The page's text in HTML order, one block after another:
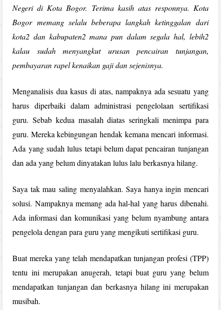
Negeri di Kota Bogor. Terima kasih atas responnya. Kota
Bogor memang selalu beberapa langkah ketinggalan dari
kota2 dan kabupaten2 mana pun dalam segala hal, lebih2
kalau sudah menyangkut urusan pencairan tunjangan,
pembayaran rapel kenaikan gaji dan sejenisnya.
Menganalisis dua kasus di atas, nampaknya ada sesuatu yang
harus diperbaiki dalam administrasi pengelolaan sertifikasi
guru. Sebab kedua masalah diatas seringkali menimpa para
guru. Mereka kebingungan hendak kemana mencari informasi.
Ada yang sudah lulus tetapi belum dapat pencairan tunjangan
dan ada yang belum dinyatakan lulus lalu berkasnya hilang.
Saya tak mau saling menyalahkan. Saya hanya ingin mencari
solusi. Nampaknya memang ada hal-hal yang harus dibenahi.
Ada informasi dan komunikasi yang belum nyambung antara
pengelola dengan para guru yang mengikuti sertifikasi guru.
Buat mereka yang telah mendapatkan tunjangan profesi (TPP)
tentu ini merupakan anugerah, tetapi buat guru yang belum
mendapatkan tunjangan dan berkasnya hilang ini merupakan
musibah.